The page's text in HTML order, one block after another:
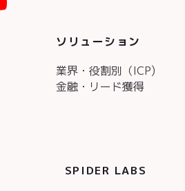
ソリューション
業界・役割別（ICP)
金融・リード獲得
SPIDER LABS